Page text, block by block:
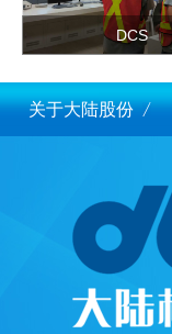
DCS
关于大陆股份